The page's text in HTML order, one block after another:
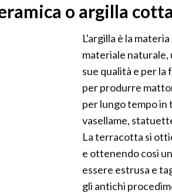
o argilla cotta
L'argilla è la
materiale naturale,
sue qualità e per
per produrre
per lungo tempo
vasellame,
La terracotta si
e ottenendo così
essere estrusa e
gli antichi